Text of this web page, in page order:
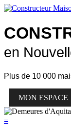
en
Plus de 10 000
MON ESPACE
≡